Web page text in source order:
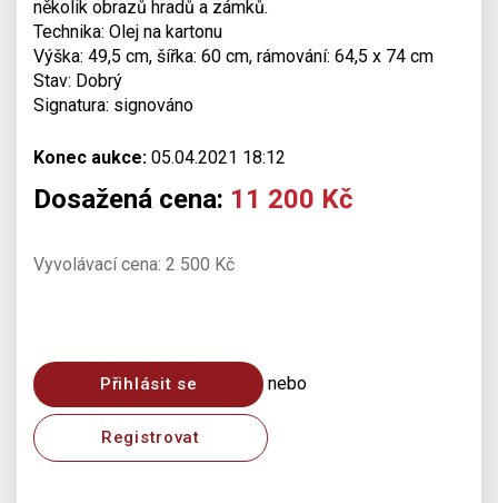
několik obrazů hradů a zámků.
Technika: Olej na kartonu
Výška: 49,5 cm, šířka: 60 cm, rámování: 64,5 x 74 cm
Stav: Dobrý
Signatura: signováno
Konec aukce: 05.04.2021 18:12
Dosažená cena: 11 200 Kč
Vyvolávací cena: 2 500 Kč
Přihlásit se nebo
Registrovat